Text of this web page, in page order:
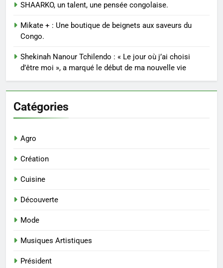
SHAARKO, un talent, une pensée congolaise.
Mikate + : Une boutique de beignets aux saveurs du
Congo.
Shekinah Nanour Tchilendo : « Le jour où j’ai choisi
d’être moi », a marqué le début de ma nouvelle vie
Catégories
Agro
Création
Cuisine
Découverte
Mode
Musiques Artistiques
Président